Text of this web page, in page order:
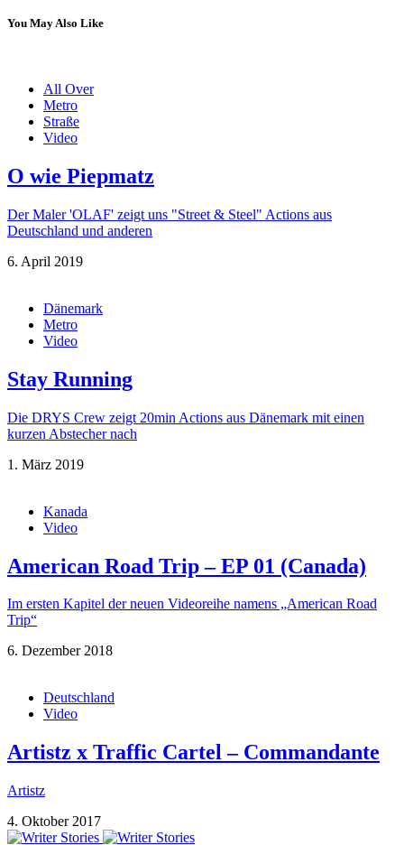
You May Also Like
All Over
Metro
Straße
Video
O wie Piepmatz
Der Maler 'OLAF' zeigt uns "Street & Steel" Actions aus
Deutschland und anderen
6. April 2019
Dänemark
Metro
Video
Stay Running
Die DRYS Crew zeigt 20min Actions aus Dänemark mit einen
kurzen Abstecher nach
1. März 2019
Kanada
Video
American Road Trip – EP 01 (Canada)
Im ersten Kapitel der neuen Videoreihe namens „American Road
Trip“
6. Dezember 2018
Deutschland
Video
Artistz x Traffic Cartel – Commandante
Artistz
4. Oktober 2017